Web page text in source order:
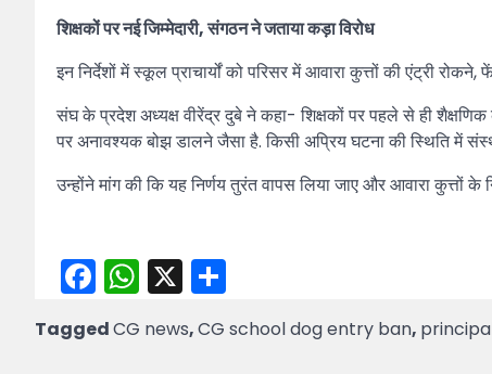
शिक्षकों पर नई जिम्मेदारी, संगठन ने जताया कड़ा विरोध
इन निर्देशों में स्कूल प्राचार्यों को परिसर में आवारा कुत्तों की एंट्री
संघ के प्रदेश अध्यक्ष वीरेंद्र दुबे ने कहा- शिक्षकों पर पहले से ही शैक्षणिक
पर अनावश्यक बोझ डालने जैसा है. किसी अप्रिय घटना की स्थिति में
उन्होंने मांग की कि यह निर्णय तुरंत वापस लिया जाए और आवारा कुत्तों के
Facebook
WhatsApp
X
TaggedCG news,CG school dog entry ban,